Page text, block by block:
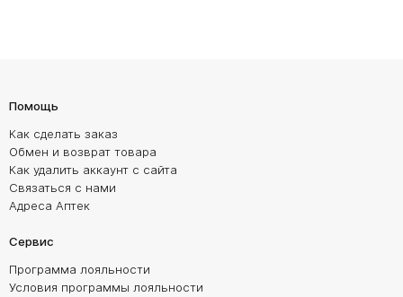
Помощь
Как сделать заказ
Обмен и возврат товара
Как удалить аккаунт с сайта
Связаться с нами
Адреса Аптек
Сервис
Программа лояльности
Условия программы лояльности